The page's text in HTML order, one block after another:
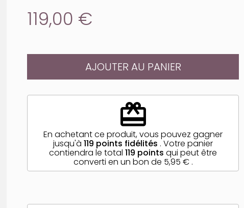
119,00 €
AJOUTER AU PANIER
redeem
En achetant ce produit, vous pouvez gagner
jusqu'à119 points fidélités . Votre panier
contiendra le total119 points qui peut être
converti en un bon de 5,95 €.